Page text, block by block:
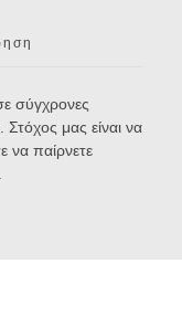
σύγχρονες
Στόχος μας είναι να
παίρνετε